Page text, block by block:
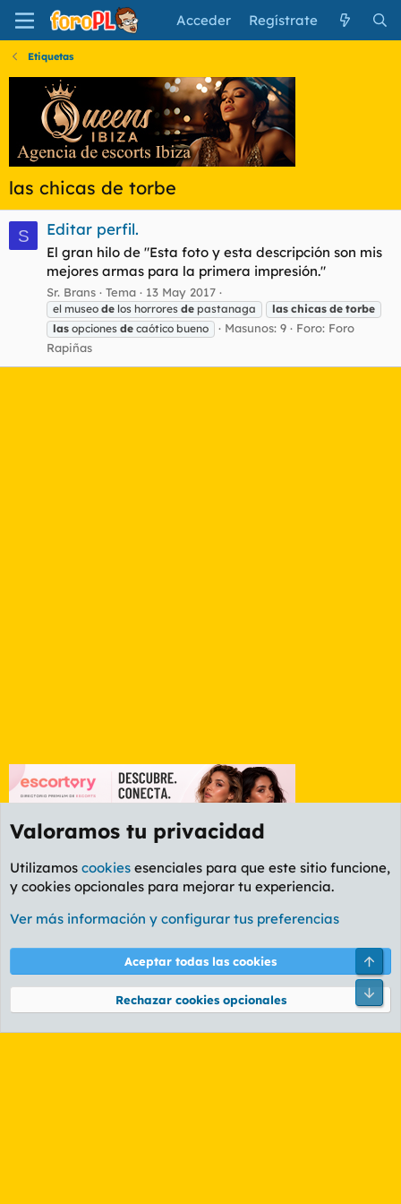
Acceder Regístrate
Etiquetas
las chicas de torbe
S Editar perfil.
El gran hilo de "Esta foto y esta descripción son mis
mejores armas para la primera impresión."
Sr. Brans Tema 13 May 2017
el museo de los horrores de pastanaga las chicas de torbe
las opciones de caótico bueno Masunos: 9 Foro: Foro
Rapiñas
Etiquetas
Cookies
PL OLDSTYLE AMARILLO
Términos y reglas Política de privacidad Ayuda
Community platform by XenForo® © 2010-2026 XenForo Ltd.
Valoramos tu privacidad
Utilizamos cookies esenciales para que este sitio funcione,
y cookies opcionales para mejorar tu experiencia.
Ver más información y configurar tus preferencias
Aceptar todas las cookies
Rechazar cookies opcionales
Pie